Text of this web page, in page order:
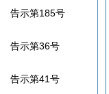
告示第185号
告示第36号
告示第41号